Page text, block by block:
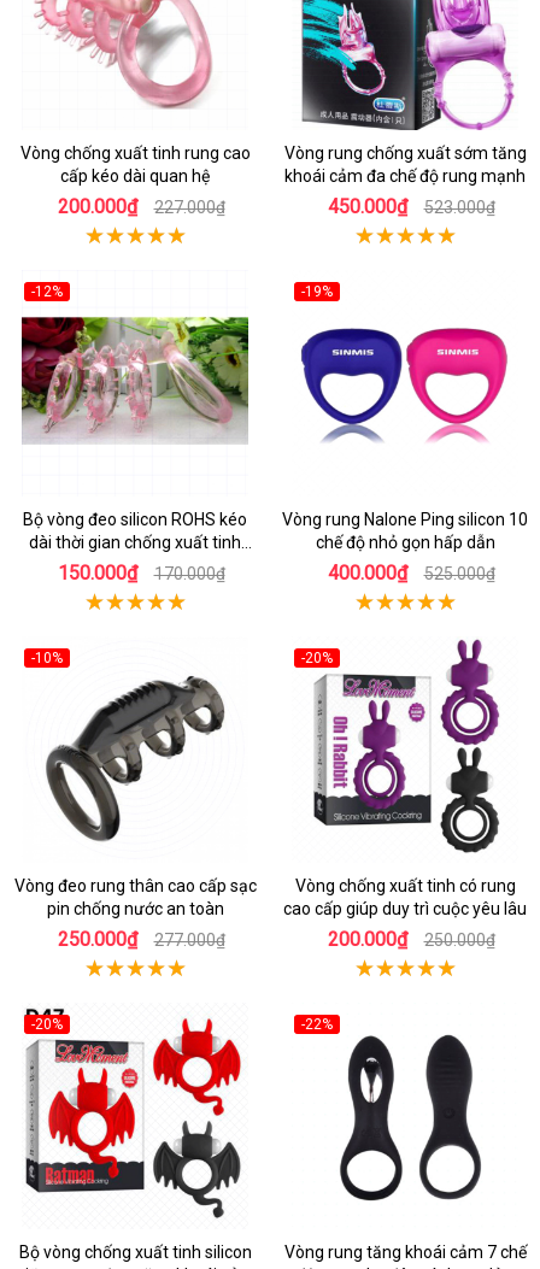
Vòng chống xuất tinh rung cao
cấp kéo dài quan hệ
200.000₫ 227.000₫
Vòng rung chống xuất sớm tăng
khoái cảm đa chế độ rung mạnh
450.000₫ 523.000₫
-12%
Bộ vòng đeo silicon ROHS kéo
dài thời gian chống xuất tinh
sớm
150.000₫ 170.000₫
-19%
Vòng rung Nalone Ping silicon 10
chế độ nhỏ gọn hấp dẫn
400.000₫ 525.000₫
-10%
Vòng đeo rung thân cao cấp sạc
pin chống nước an toàn
250.000₫ 277.000₫
-20%
Vòng chống xuất tinh có rung
cao cấp giúp duy trì cuộc yêu lâu
200.000₫ 250.000₫
-20%
Bộ vòng chống xuất tinh silicon
-22%
Vòng rung tăng khoái cảm 7 chế